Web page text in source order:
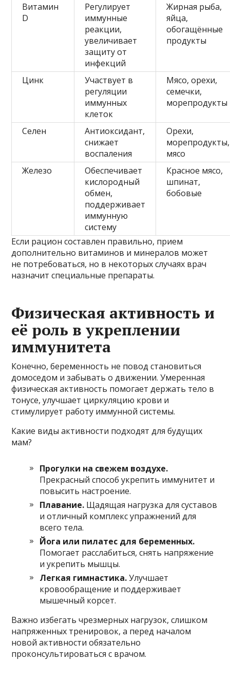
Витамин
D
Регулирует
иммунные
реакции,
увеличивает
защиту от
инфекций
Жирная рыба,
яйца,
обогащённые
продукты
Цинк
Участвует в
регуляции
иммунных
клеток
Мясо, орехи,
семечки,
морепродукты
Селен
Антиоксидант,
снижает
воспаления
Орехи,
морепродукты,
мясо
Железо
Обеспечивает
кислородный
обмен,
поддерживает
иммунную
систему
Красное мясо,
шпинат,
бобовые
Если рацион составлен правильно, прием
дополнительно витаминов и минералов может
не потребоваться, но в некоторых случаях врач
назначит специальные препараты.
Физическая активность и
её роль в укреплении
иммунитета
Конечно, беременность не повод становиться
домоседом и забывать о движении. Умеренная
физическая активность помогает держать тело в
тонусе, улучшает циркуляцию крови и
стимулирует работу иммунной системы.
Какие виды активности подходят для будущих
мам?
Прогулки на свежем воздухе.
Прекрасный способ укрепить иммунитет и
повысить настроение.
Плавание. Щадящая нагрузка для суставов
и отличный комплекс упражнений для
всего тела.
Йога или пилатес для беременных.
Помогает расслабиться, снять напряжение
и укрепить мышцы.
Легкая гимнастика.Улучшает
кровообращение и поддерживает
мышечный корсет.
Важно избегать чрезмерных нагрузок, слишком
напряженных тренировок, а перед началом
новой активности обязательно
проконсультироваться с врачом.